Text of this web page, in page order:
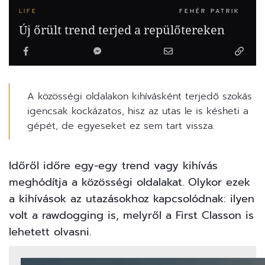
LIFE FEHÉR PATRIK
Új őrült trend terjed a repülőtereken
A közösségi oldalakon kihívásként terjedő szokás
igencsak kockázatos, hisz az utas le is késheti a
gépét, de egyeseket ez sem tart vissza.
Időről időre egy-egy trend vagy kihívás
meghódítja a közösségi oldalakat. Olykor ezek
a kihívások az utazásokhoz kapcsolódnak: ilyen
volt a rawdogging is, melyről a First Classon is
lehetett olvasni.